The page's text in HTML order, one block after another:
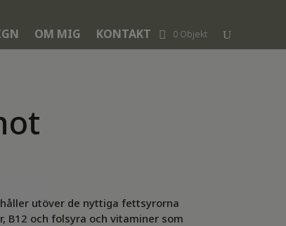
OM MIG KONTAKT 0 Objekt
utöver de nyttiga fettsyrorna
B12 och folsyra och vitaminer som